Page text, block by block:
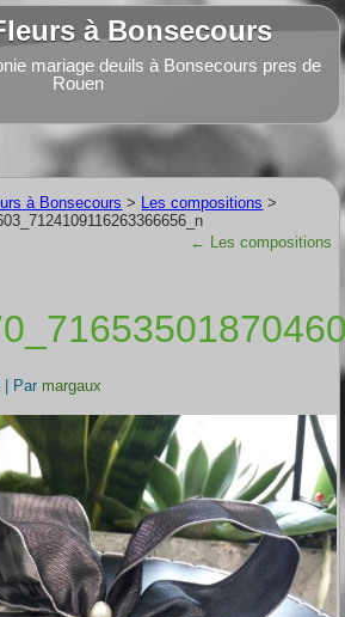
à Bonsecours
mariage deuils à Bonsecours pres de
Rouen
à Bonsecours > Les compositions >
←
Les compositions
Par margaux